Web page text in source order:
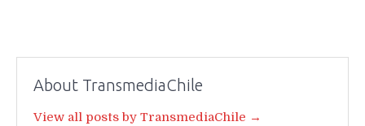
About TransmediaChile
View all posts by TransmediaChile →